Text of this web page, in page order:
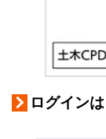
ログイン